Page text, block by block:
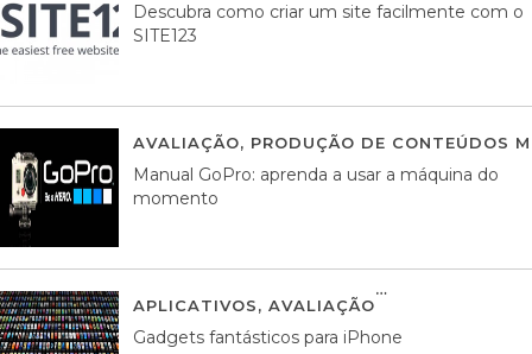
Descubra como criar um site facilmente com o
SITE123
AVALIAÇÃO, PRODUÇÃO DE CONTEÚDOS
Manual GoPro: aprenda a usar a máquina do
momento
APLICATIVOS, AVALIAÇÃO
Gadgets fantásticos para iPhone